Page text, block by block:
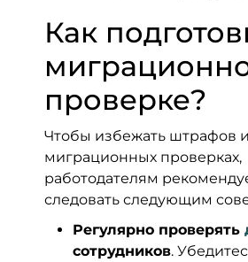
Как
проверке?
Чтобы избежать штрафов
миграционных проверках,
работодателям
следовать следующим
Регулярно проверять
сотрудников.